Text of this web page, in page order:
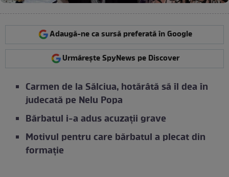
Adaugă-ne ca sursă preferată în Google
Urmărește SpyNews pe Discover
Carmen de la Sălciua, hotărâtă să îl dea în
judecată pe Nelu Popa
Bărbatul i-a adus acuzații grave
Motivul pentru care bărbatul a plecat din
formație